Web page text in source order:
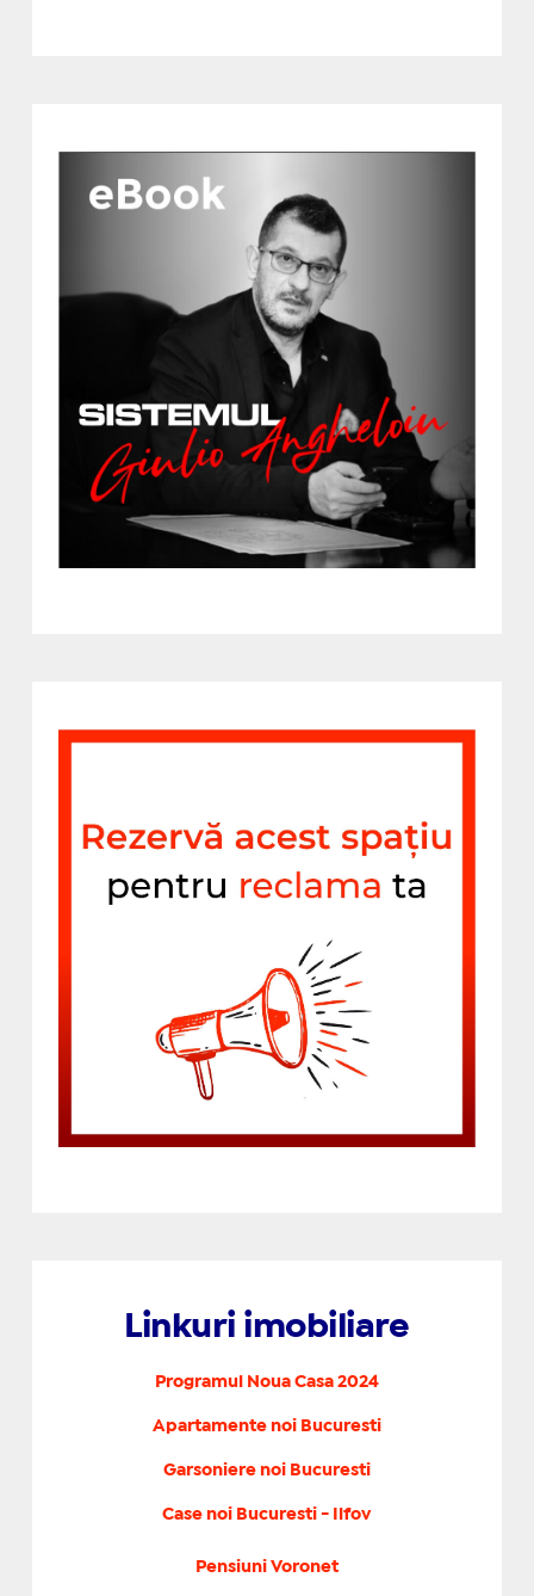
Linkuri imobiliare
Programul Noua Casa 2024
Apartamente noi Bucuresti
Garsoniere noi Bucuresti
Case noi Bucuresti - Ilfov
Pensiuni Voronet